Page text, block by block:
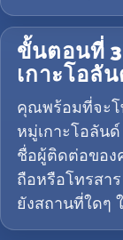
ขั้นตอนที่
เกาะโอลั
คุณพร้อมที่จะโ
หมู่เกาะโอลัน
ชื่อผู้ติดต่อขอ
ถือหรือโทรสา
ยังสถานที่ใดๆ